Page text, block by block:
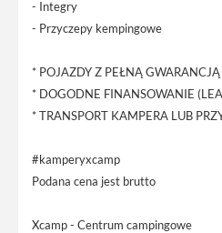
- Integry
- Przyczepy kempingowe
* POJAZDY Z PEŁNĄ
* DOGODNE FINANSOWANIE
* TRANSPORT KAMPERA LUB
#kamperyxcamp
Podana cena jest brutto
Xcamp - Centrum campingowe